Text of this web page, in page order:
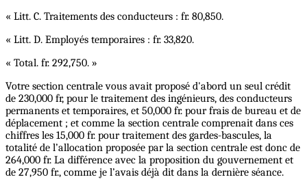
« Litt. C. Traitements des conducteurs : fr. 80,850.
« Litt. D. Employés temporaires : fr. 33,820.
« Total. fr. 292,750. »
Votre section centrale vous avait proposé d'abord un seul crédit
de 230,000 fr, pour le traitement des ingénieurs, des conducteurs
permanents et temporaires, et 50,000 fr. pour frais de bureau et de
déplacement ; et comme la section centrale comprenait dans ces
chiffres les 15,000 fr. pour traitement des gardes-bascules, la
totalité de l’allocation proposée par la section centrale est donc de
264,000 fr. La différence avec la proposition du gouvernement et
de 27,950 fr., comme je l’avais déjà dit dans la dernière séance.